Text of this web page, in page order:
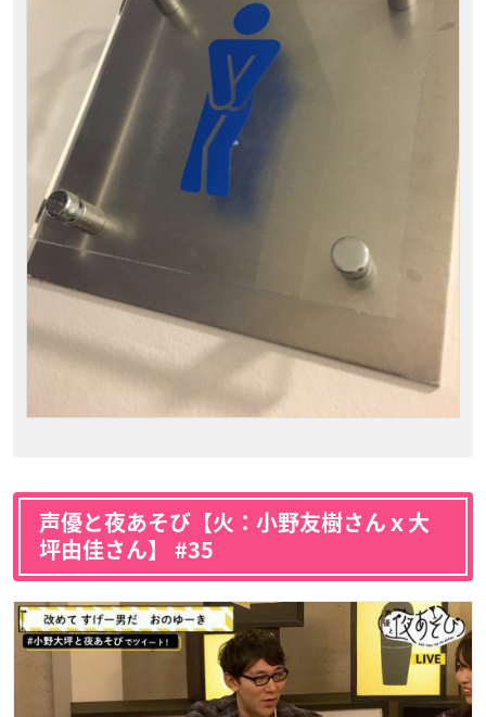
声優と夜あそび【火：小野友樹さんｘ大
坪由佳さん】 #35